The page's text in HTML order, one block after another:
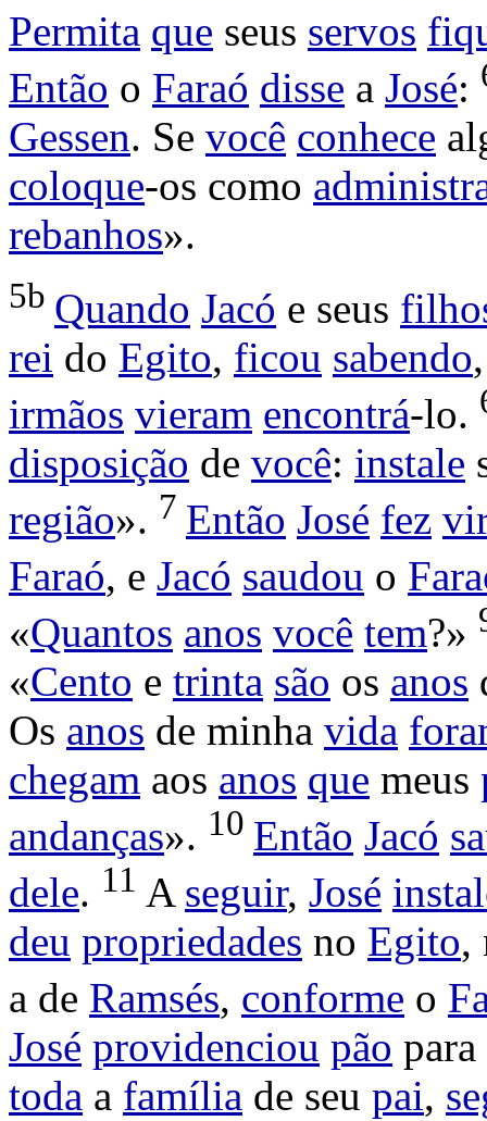
Permita que seus servos
Então o Faraó disse a José:
Gessen. Se você conhece
coloque-os como
rebanhos».
5b Quando Jacó e seus
rei do Egito, ficou sabendo
irmãos vieram encontrá-lo.
disposição de você: instale
região». 7 Então José fez
Faraó, e Jacó saudou o
«Quantos anos você tem?»
«Cento e trinta são os anos
Os anos de minha vida
chegam aos anos que meus
andanças». 10 Então Jacó
dele. 11 A seguir, José
deu propriedades no Egito,
a de Ramsés, conforme o
José providenciou pão
toda a família de seu pai,